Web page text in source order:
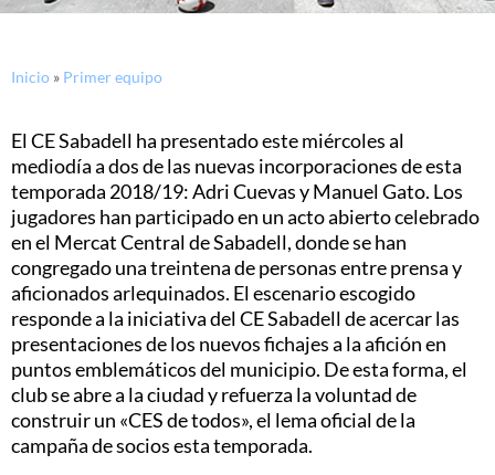
Inicio » Primer equipo
El CE Sabadell ha presentado este miércoles al
mediodía a dos de las nuevas incorporaciones de esta
temporada 2018/19: Adri Cuevas y Manuel Gato. Los
jugadores han participado en un acto abierto celebrado
en el Mercat Central de Sabadell, donde se han
congregado una treintena de personas entre prensa y
aficionados arlequinados. El escenario escogido
responde a la iniciativa del CE Sabadell de acercar las
presentaciones de los nuevos fichajes a la afición en
puntos emblemáticos del municipio. De esta forma, el
club se abre a la ciudad y refuerza la voluntad de
construir un «CES de todos», el lema oficial de la
campaña de socios esta temporada.